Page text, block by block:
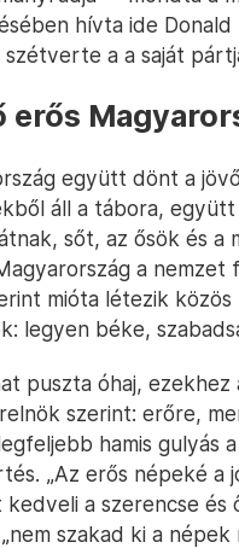
hívta ide
szétverte a a saját
erős
együtt dönt a
áll a tábora,
sőt, az ősök és
a nemzet
mióta létezik
legyen béke,
puszta óhaj,
szerint: erőre,
hamis gulyás
„Az erős népeké a
a szerencse és
szakad ki a